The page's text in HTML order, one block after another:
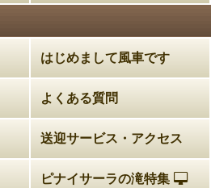
はじめまして風車です
よくある質問
送迎サービス・アクセス
ピナイサーラの滝特集